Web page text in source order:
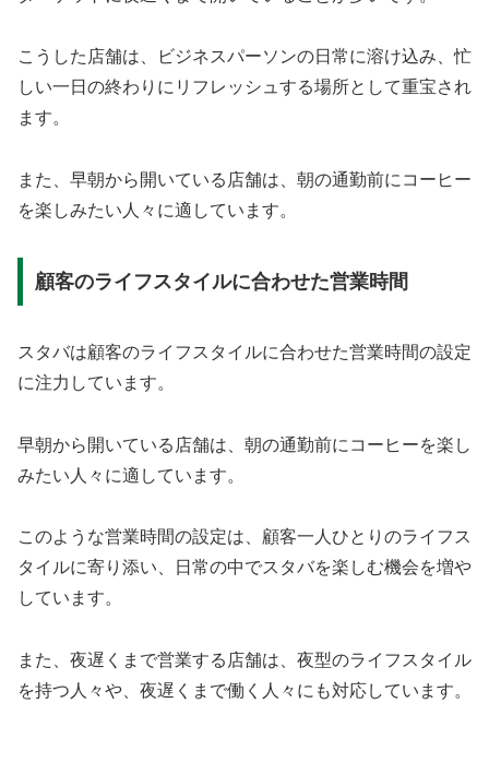
こうした店舗は、ビジネスパーソンの日常に溶け込み、忙
しい一日の終わりにリフレッシュする場所として重宝され
ます。
また、早朝から開いている店舗は、朝の通勤前にコーヒー
を楽しみたい人々に適しています。
顧客のライフスタイルに合わせた営業時間
スタバは顧客のライフスタイルに合わせた営業時間の設定
に注力しています。
早朝から開いている店舗は、朝の通勤前にコーヒーを楽し
みたい人々に適しています。
このような営業時間の設定は、顧客一人ひとりのライフス
タイルに寄り添い、日常の中でスタバを楽しむ機会を増や
しています。
また、夜遅くまで営業する店舗は、夜型のライフスタイル
を持つ人々や、夜遅くまで働く人々にも対応しています。